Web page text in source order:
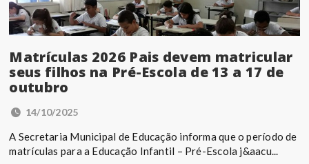
Matrículas 2026 Pais devem matricular
seus filhos na Pré-Escola de 13 a 17 de
outubro
14/10/2025
A Secretaria Municipal de Educação informa que o período de
matrículas para a Educação Infantil – Pré-Escola j&aacu...